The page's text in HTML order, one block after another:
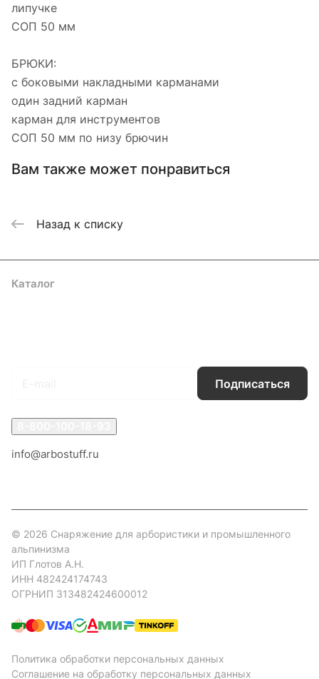
липучке
СОП 50 мм
БРЮКИ:
с боковыми накладными карманами
один задний карман
карман для инструментов
СОП 50 мм по низу брючин
Вам также может понравиться
Назад к списку
Каталог
Подписаться
info@arbostuff.ru
© 2026 Снаряжение для арбористики и промышленного
альпинизма
ИП Глотов А.Н.
ИНН 482424174743
ОГРНИП 313482424600012
Политика обработки персональных данных
Соглашение на обработку персональных данных